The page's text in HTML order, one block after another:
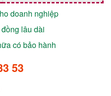
doanh nghiệp
lâu dài
có bảo hành
53